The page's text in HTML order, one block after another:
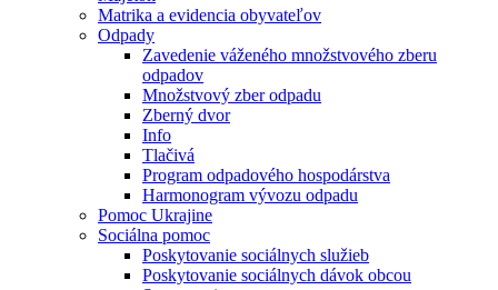
Matrika a evidencia obyvateľov
Odpady
Zavedenie váženého množstvového zberu
odpadov
Množstvový zber odpadu
Zberný dvor
Info
Tlačivá
Program odpadového hospodárstva
Harmonogram vývozu odpadu
Pomoc Ukrajine
Sociálna pomoc
Poskytovanie sociálnych služieb
Poskytovanie sociálnych dávok obcou